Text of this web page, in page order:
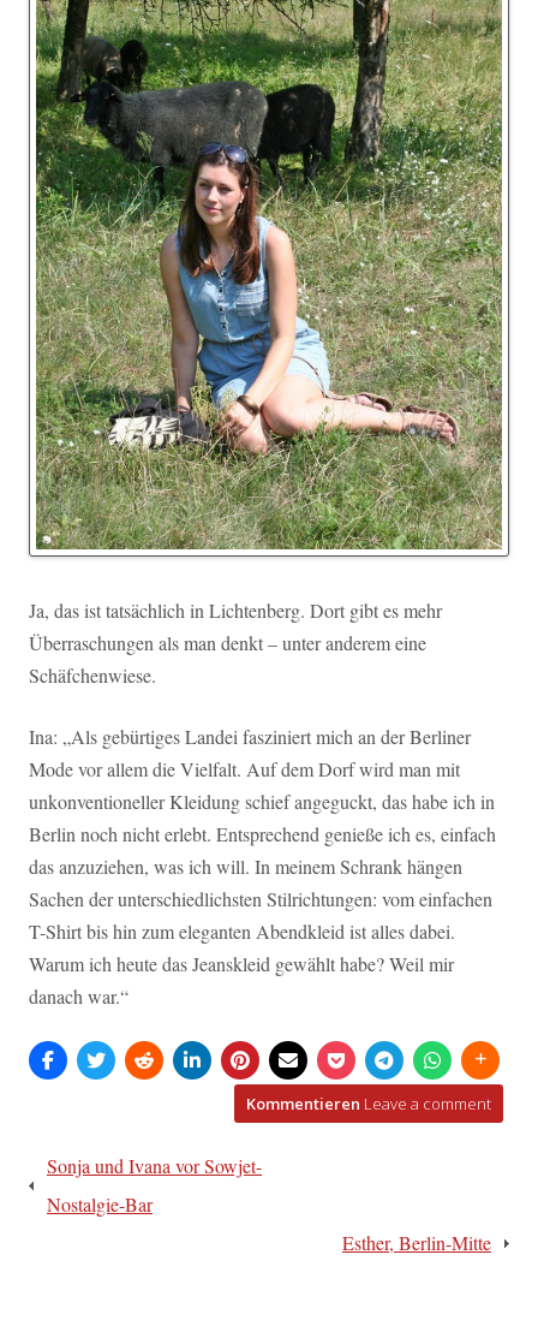
Ja, das ist tatsächlich in Lichtenberg. Dort gibt es mehr
Überraschungen als man denkt – unter anderem eine
Schäfchenwiese.
Ina: „Als gebürtiges Landei fasziniert mich an der Berliner
Mode vor allem die Vielfalt. Auf dem Dorf wird man mit
unkonventioneller Kleidung schief angeguckt, das habe ich in
Berlin noch nicht erlebt. Entsprechend genieße ich es, einfach
das anzuziehen, was ich will. In meinem Schrank hängen
Sachen der unterschiedlichsten Stilrichtungen: vom einfachen
T-Shirt bis hin zum eleganten Abendkleid ist alles dabei.
Warum ich heute das Jeanskleid gewählt habe? Weil mir
danach war.“
Kommentieren Leave a comment
Beitragsnavigation
Sonja und Ivana vor Sowjet-
Nostalgie-Bar
Esther, Berlin-Mitte